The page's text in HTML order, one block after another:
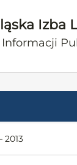
Izba
2013